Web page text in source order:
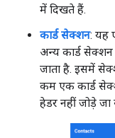
में दिखते हैं.
कार्ड सेक्शन: यह
अन्य कार्ड
जाता है. इसमें
कम एक कार्ड
हेडर नहीं जोड़े